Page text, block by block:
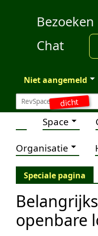
dicht
Bezoeken
Chat
Niet aangemeld
Space
Organisatie
Speciale pagina
openbare